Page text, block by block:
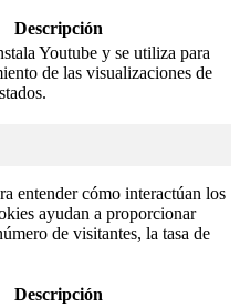
Descripción
Youtube y se utiliza para
de las visualizaciones de
entender cómo interactúan los
ayudan a proporcionar
de visitantes, la tasa de
Descripción